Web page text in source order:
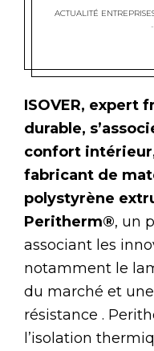
ACTUALITÉ
ISOVER, expert
durable,
confort
fabricant de
polystyrène
Peritherm®, un
associant les
notamment le
du marché et
résistance .
l’isolation